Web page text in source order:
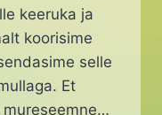
keeruka ja
koorisime
selle
Et